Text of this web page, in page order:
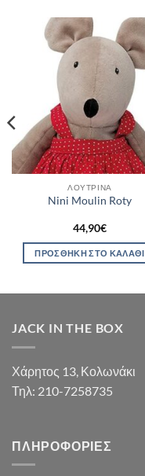
ΛΟΎΤΡΙΝΑ
Nini Moulin Roty
44,90€
ΠΡΟΣΘΉΚΗ ΣΤΟ ΚΑΛΆΘΙ
JACK IN THE BOX
Χάρητος 13, Κολωνάκι
Τηλ: 210-7258735
ΠΛΗΡΟΦΟΡΊΕΣ